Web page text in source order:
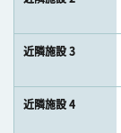
近隣施設 3
近隣施設 4